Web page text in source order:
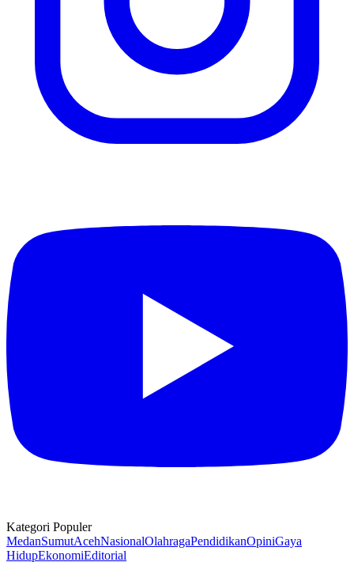
Kategori Populer
MedanSumutAcehNasionalOlahragaPendidikanOpiniGaya
HidupEkonomiEditorial